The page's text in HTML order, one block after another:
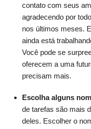
contato com seus
agradecendo por
nos últimos meses.
ainda está
Você pode se
oferecem a uma
precisam mais.
Escolha alguns
de tarefas são mais
deles. Escolher o